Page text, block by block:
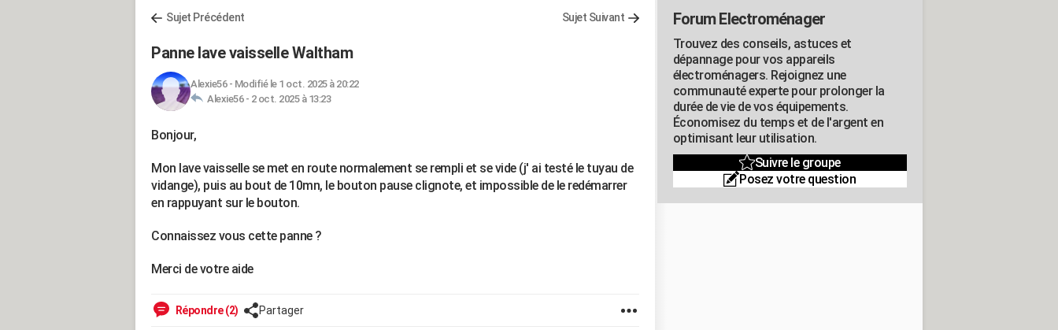
Sujet Précédent Sujet Suivant
Panne lave vaisselle Waltham
Alexie56- Modifié le 1 oct. 2025 à 20:22
Alexie56 - 2 oct. 2025 à 13:23
Bonjour,
Mon lave vaisselle se met en route normalement se rempli et se vide (j' ai testé le tuyau de
vidange), puis au bout de 10mn, le bouton pause clignote, et impossible de le redémarrer
en rappuyant sur le bouton.
Connaissez vous cette panne ?
Merci de votre aide
Répondre (2) Partager
Forum Electroménager
Trouvez des conseils, astuces et
dépannage pour vos appareils
électroménagers. Rejoignez une
communauté experte pour prolonger la
durée de vie de vos équipements.
Économisez du temps et de l'argent en
optimisant leur utilisation.
Suivre le groupe
Posez votre question